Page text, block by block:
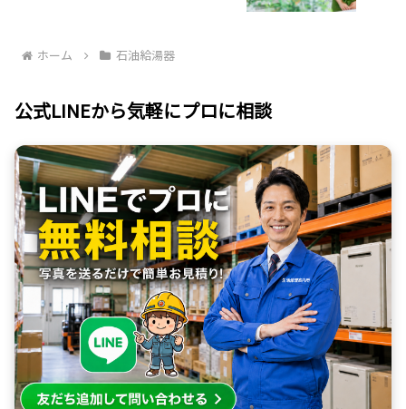
ホーム 石油給湯器
公式LINEから気軽にプロに相談